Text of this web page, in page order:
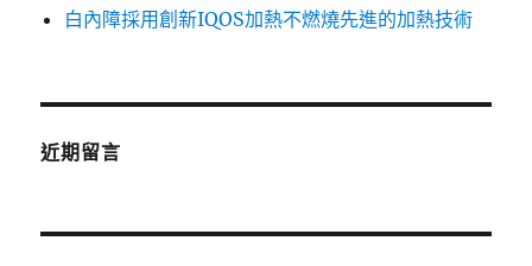
白內障採用創新IQOS加熱不燃燒先進的加熱技術
近期留言